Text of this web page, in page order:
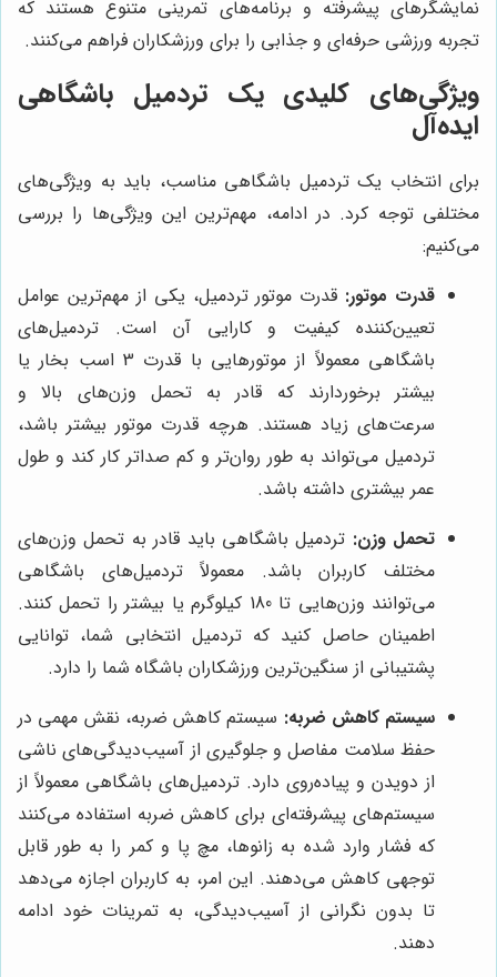
نمایشگرهای پیشرفته و برنامه‌های تمرینی متنوع هستند که
تجربه ورزشی حرفه‌ای و جذابی را برای ورزشکاران فراهم می‌کنند.
ویژگی‌های کلیدی یک تردمیل باشگاهی
ایده‌آل
برای انتخاب یک تردمیل باشگاهی مناسب، باید به ویژگی‌های
مختلفی توجه کرد. در ادامه، مهم‌ترین این ویژگی‌ها را بررسی
می‌کنیم:
قدرت موتور: قدرت موتور تردمیل، یکی از مهم‌ترین عوامل
تعیین‌کننده کیفیت و کارایی آن است. تردمیل‌های
باشگاهی معمولاً از موتورهایی با قدرت 3 اسب بخار یا
بیشتر برخوردارند که قادر به تحمل وزن‌های بالا و
سرعت‌های زیاد هستند. هرچه قدرت موتور بیشتر باشد،
تردمیل می‌تواند به طور روان‌تر و کم صداتر کار کند و طول
عمر بیشتری داشته باشد.
تحمل وزن: تردمیل باشگاهی باید قادر به تحمل وزن‌های
مختلف کاربران باشد. معمولاً تردمیل‌های باشگاهی
می‌توانند وزن‌هایی تا 180 کیلوگرم یا بیشتر را تحمل کنند.
اطمینان حاصل کنید که تردمیل انتخابی شما، توانایی
پشتیبانی از سنگین‌ترین ورزشکاران باشگاه شما را دارد.
سیستم کاهش ضربه: سیستم کاهش ضربه، نقش مهمی در
حفظ سلامت مفاصل و جلوگیری از آسیب‌دیدگی‌های ناشی
از دویدن و پیاده‌روی دارد. تردمیل‌های باشگاهی معمولاً از
سیستم‌های پیشرفته‌ای برای کاهش ضربه استفاده می‌کنند
که فشار وارد شده به زانوها، مچ پا و کمر را به طور قابل
توجهی کاهش می‌دهند. این امر، به کاربران اجازه می‌دهد
تا بدون نگرانی از آسیب‌دیدگی، به تمرینات خود ادامه
دهند.